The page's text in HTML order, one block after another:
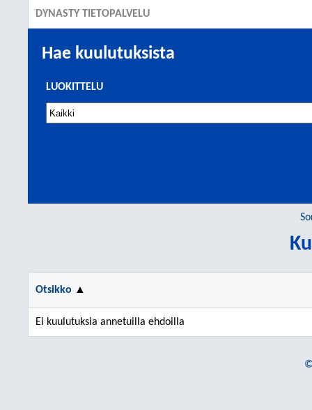
DYNASTY TIETOPALVELU
Hae kuulutuksista
LUOKITTELU
Otsikko ▲
Ei kuulutuksia annetuilla ehdoilla